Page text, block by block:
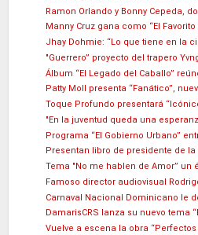
Ramon Orlando y Bonny Cepeda,
Manny Cruz gana como “El
Jhay Dohmie: “Lo que tiene en la
"Guerrero” proyecto del trapero
Álbum “El Legado del Caballo”
Patty Moll presenta “Fanático”,
Toque Profundo presentará
"En la juventud queda una
Programa “El Gobierno Urbano”
Presentan libro de presidente de
Tema "No me hablen de Amor” un
Famoso director audiovisual
Carnaval Nacional Dominicano le
DamarisCRS lanza su nuevo tema
Vuelve a escena la obra